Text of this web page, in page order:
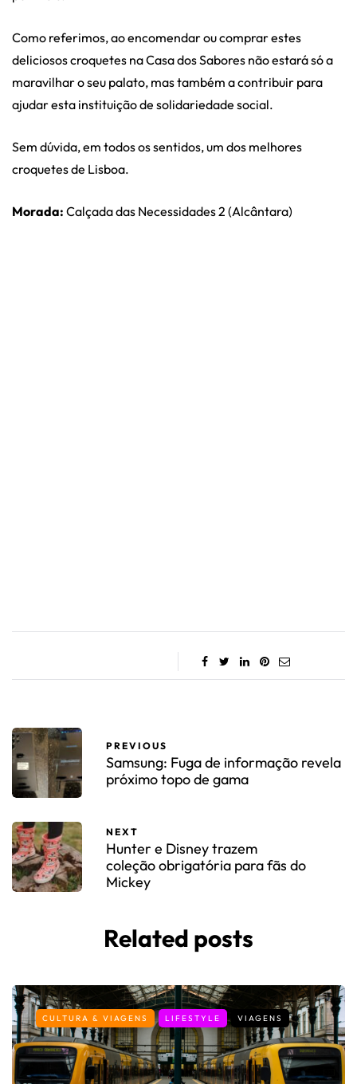
Como referimos, ao encomendar ou comprar estes
deliciosos croquetes na Casa dos Sabores não estará só a
maravilhar o seu palato, mas também a contribuir para
ajudar esta instituição de solidariedade social.
Sem dúvida, em todos os sentidos, um dos melhores
croquetes de Lisboa.
Morada: Calçada das Necessidades 2 (Alcântara)
PREVIOUS
Samsung: Fuga de informação revela
próximo topo de gama
NEXT
Hunter e Disney trazem
coleção obrigatória para fãs do
Mickey
Related posts
CULTURA & VIAGENS LIFESTYLE VIAGENS